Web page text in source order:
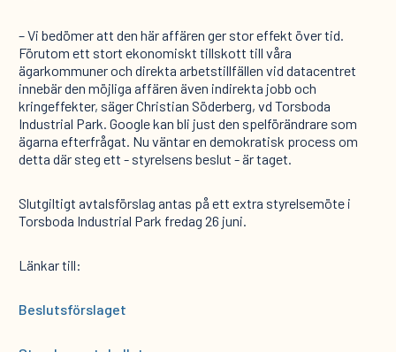
– Vi bedömer att den här affären ger stor effekt över tid.
Förutom ett stort ekonomiskt tillskott till våra
ägarkommuner och direkta arbetstillfällen vid datacentret
innebär den möjliga affären även indirekta jobb och
kringeffekter, säger Christian Söderberg, vd Torsboda
Industrial Park. Google kan bli just den spelförändrare som
ägarna efterfrågat. Nu väntar en demokratisk process om
detta där steg ett - styrelsens beslut - är taget.
Slutgiltigt avtalsförslag antas på ett extra styrelsemöte i
Torsboda Industrial Park fredag 26 juni.
Länkar till:
Beslutsförslaget